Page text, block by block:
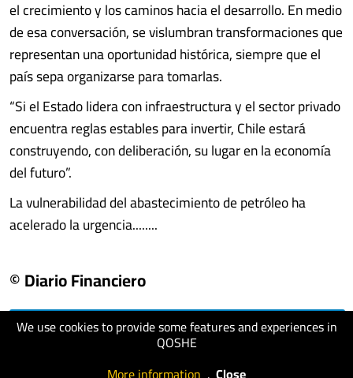
We use cookies to provide some features and experiences in
QOSHE
el crecimiento y los caminos hacia el desarrollo. En medio
de esa conversación, se vislumbran transformaciones que
representan una oportunidad histórica, siempre que el
país sepa organizarse para tomarlas.
“Si el Estado lidera con infraestructura y el sector privado
encuentra reglas estables para invertir, Chile estará
construyendo, con deliberación, su lugar en la economía
del futuro”.
La vulnerabilidad del abastecimiento de petróleo ha
acelerado la urgencia........
© Diario Financiero
visit website